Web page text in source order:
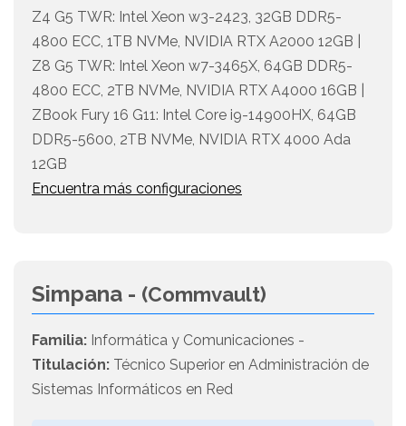
Z4 G5 TWR: Intel Xeon w3-2423, 32GB DDR5-
4800 ECC, 1TB NVMe, NVIDIA RTX A2000 12GB |
Z8 G5 TWR: Intel Xeon w7-3465X, 64GB DDR5-
4800 ECC, 2TB NVMe, NVIDIA RTX A4000 16GB |
ZBook Fury 16 G11: Intel Core i9-14900HX, 64GB
DDR5-5600, 2TB NVMe, NVIDIA RTX 4000 Ada
12GB
Encuentra más configuraciones
Simpana - (Commvault)
Familia: Informática y Comunicaciones -
Titulación: Técnico Superior en Administración de
Sistemas Informáticos en Red